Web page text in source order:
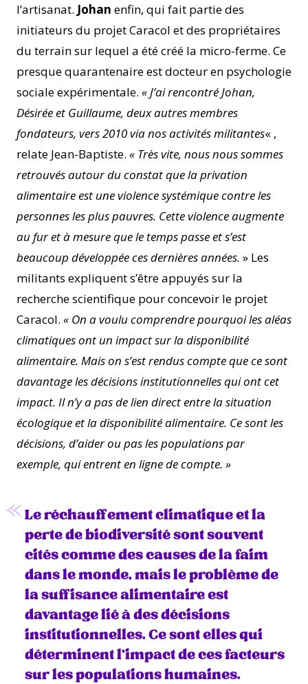
l’artisanat. Johan enfin, qui fait partie des
initiateurs du projet Caracol et des propriétaires
du terrain sur lequel a été créé la micro-ferme. Ce
presque quarantenaire est docteur en psychologie
sociale expérimentale. « J’ai rencontré Johan,
Désirée et Guillaume, deux autres membres
fondateurs, vers 2010 via nos activités militantes« ,
relate Jean-Baptiste. « Très vite, nous nous sommes
retrouvés autour du constat que la privation
alimentaire est une violence systémique contre les
personnes les plus pauvres. Cette violence augmente
au fur et à mesure que le temps passe et s’est
beaucoup développée ces dernières années. » Les
militants expliquent s’être appuyés sur la
recherche scientifique pour concevoir le projet
Caracol. « On a voulu comprendre pourquoi les aléas
climatiques ont un impact sur la disponibilité
alimentaire. Mais on s’est rendus compte que ce sont
davantage les décisions institutionnelles qui ont cet
impact. Il n’y a pas de lien direct entre la situation
écologique et la disponibilité alimentaire. Ce sont les
décisions, d’aider ou pas les populations par
exemple, qui entrent en ligne de compte. »
Le réchauffement climatique et la
perte de biodiversité sont souvent
cités comme des causes de la faim
dans le monde, mais le problème de
la suffisance alimentaire est
davantage lié à des décisions
institutionnelles. Ce sont elles qui
déterminent l’impact de ces facteurs
sur les populations humaines.